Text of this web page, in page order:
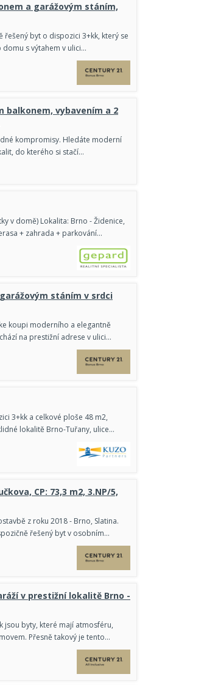
a garážovým stáním,
byt o dispozici 3+kk, který se
s výtahem v ulici…
balkonem, vybavením a 2
kompromisy. Hledáte moderní
do kterého si stačí…
v domě) Lokalita: Brno - Židenice,
+ zahrada + parkování…
stáním v srdci
koupi moderního a elegantně
na prestižní adrese v ulici…
3+kk a celkové ploše 48 m2,
lokalitě Brno-Tuřany, ulice…
CP: 73,3 m2, 3.NP/5,
z roku 2018 - Brno, Slatina.
řešený byt v osobním…
v prestižní lokalitě Brno -
jsou byty, které mají atmosféru,
Přesně takový je tento…